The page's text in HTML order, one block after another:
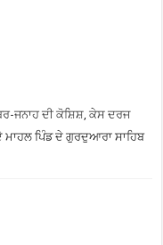
ਜਨਾਹ ਦੀ ਕੋਸ਼ਿਸ਼, ਕੇਸ ਦਰਜ
ਮਾਹਲ ਪਿੰਡ ਦੇ ਗੁਰਦੁਆਰਾ ਸਾਹਿਬ